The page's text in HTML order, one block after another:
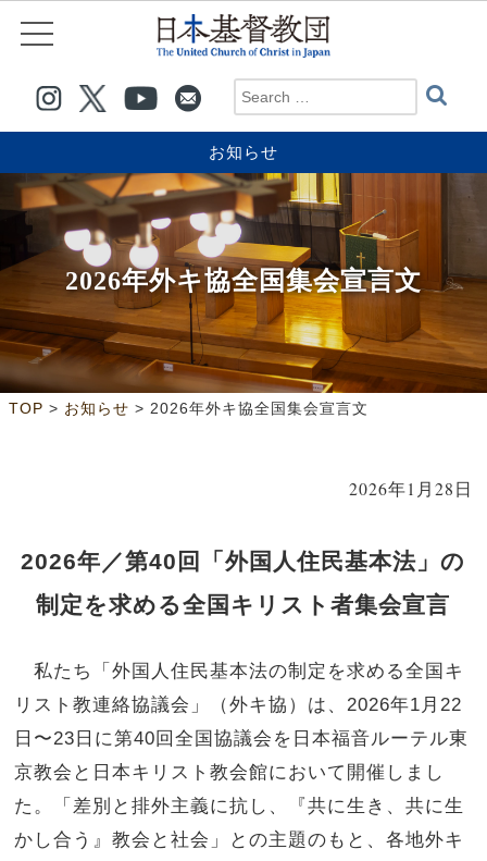
お知らせ
2026年外キ協全国集会宣言文
TOP > お知らせ > 2026年外キ協全国集会宣言文
2026年1月28日
2026年／第40回「外国人住民基本法」の
制定を求める全国キリスト者集会宣言
私たち「外国人住民基本法の制定を求める全国キ
リスト教連絡協議会」（外キ協）は、 2026年1 月 22
日〜23 日に第40回全国協議会を日本福音ルーテル東
京教会と日本キリスト教会館において開催しまし
た。「差別と排外主義に抗し、『共に生き、共に生
かし合う』教会と社会」との主題のもと、各地外キ